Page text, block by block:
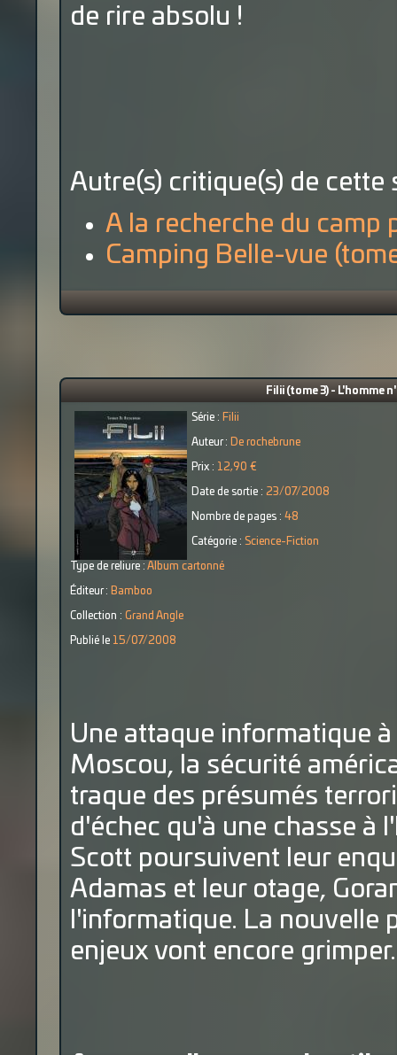
de rire absolu !
Autre(s) critique(s) de cette
A la recherche du camp
Camping Belle-vue
Filii (tome 3) - L'homme
Série : Filii
Auteur : De rochebrune
Prix : 12,90 €
Date de sortie : 23/07/2008
Nombre de pages : 48
Catégorie : Science-Fiction
Type de reliure : Album cartonné
Éditeur : Bamboo
Collection : Grand Angle
Publié le 15/07/2008
Une attaque informatique
Moscou, la sécurité
traque des présumés
d'échec qu'à une chasse à
Scott poursuivent leur
Adamas et leur otage,
l'informatique. La nouvelle
enjeux vont encore grimper.